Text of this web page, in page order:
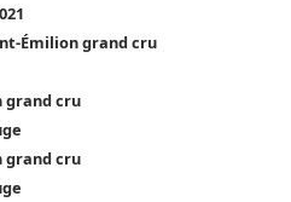
Émilion grand cru
grand cru
grand cru